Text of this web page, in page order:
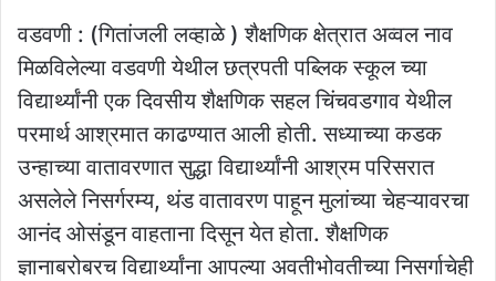
वडवणी : (गितांजली लव्हाळे ) शैक्षणिक क्षेत्रात अव्वल नाव
मिळविलेल्या वडवणी येथील छत्रपती पब्लिक स्कूल च्या
विद्यार्थ्यांनी एक दिवसीय शैक्षणिक सहल चिंचवडगाव येथील
परमार्थ आश्रमात काढण्यात आली होती.सध्याच्या कडक
उन्हाच्या वातावरणात सुद्धा विद्यार्थ्यांनी आश्रम परिसरात
असलेले निसर्गरम्य, थंड वातावरण पाहून मुलांच्या चेहऱ्यावरचा
आनंद ओसंडून वाहताना दिसून येत होता. शैक्षणिक
ज्ञानाबरोबरच विद्यार्थ्यांना आपल्या अवतीभोवतीच्या निसर्गाचेही